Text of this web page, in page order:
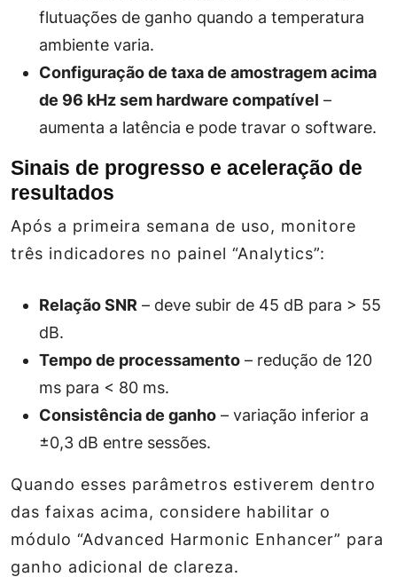
flutuações de ganho quando a temperatura
ambiente varia.
Configuração de taxa de amostragem acima
de 96 kHz sem hardware compatível –
aumenta a latência e pode travar o software.
Sinais de progresso e aceleração de
resultados
Após a primeira semana de uso, monitore
três indicadores no painel “Analytics”:
Relação SNR – deve subir de 45 dB para > 55
dB.
Tempo de processamento – redução de 120
ms para < 80 ms.
Consistência de ganho – variação inferior a
±0,3 dB entre sessões.
Quando esses parâmetros estiverem dentro
das faixas acima, considere habilitar o
módulo “Advanced Harmonic Enhancer” para
ganho adicional de clareza.